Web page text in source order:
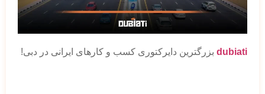
dubiati بزرگترین دایرکتوری کسب و کارهای ایرانی در دبی!